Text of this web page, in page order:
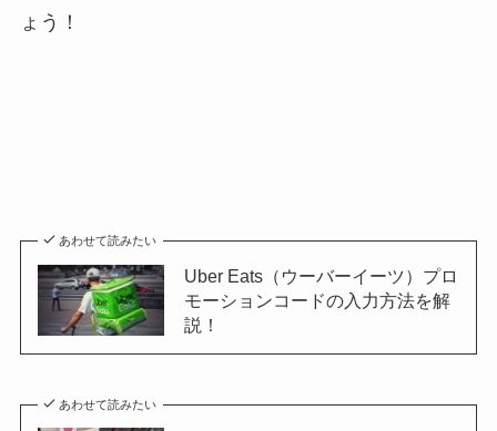
ょう！
あわせて読みたい
Uber Eats（ウーバーイーツ）プロ
モーションコードの入力方法を解
説！
あわせて読みたい